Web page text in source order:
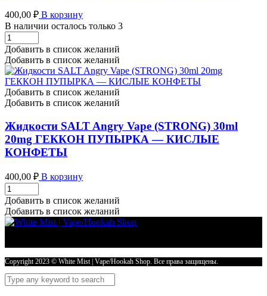
400,00 ₽ В корзину
В наличии осталось только 3
Жидкости
SALT
Angry
Vape
30ml
20mg
ВОМБАТ
БАТЯНЯ
-
ВИНОГРАДНАЯ
ГАЗИРОВКА
количество
Добавить в список желаний
Добавить в список желаний
Добавить в список желаний
Добавить в список желаний
Жидкости SALT Angry Vape (STRONG) 30ml
20mg ГЕККОН ПУПЫРКА — КИСЛЫЕ
КОНФЕТЫ
400,00 ₽ В корзину
Жидкости
SALT
Angry
Vape
ГЕККОН
ПУПЫРКА
-
Добавить в список желаний
Добавить в список желаний
Copyright 2023 © White Mist | Vape/Hookah Shop. Все права защищены.